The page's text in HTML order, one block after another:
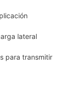
lateral
para transmitir